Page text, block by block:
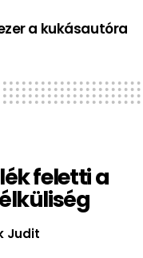
a kukásautóra
feletti a
Judit